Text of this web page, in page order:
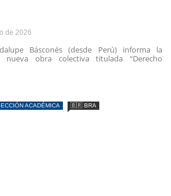
de 2026
Básconés (desde Perú) informa la
nueva obra colectiva titulada “Derecho
ACADÉMICA 🇧🇷 BRA